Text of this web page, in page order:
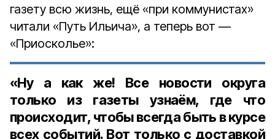
газету всю жизнь, ещё «при коммунистах»
читали «Путь Ильича», а теперь вот —
«Приосколье»:
«Ну а как же! Все новости округа
только из газеты узнаём, где что
происходит, чтобы всегда быть в курсе
всех событий. Вот только с доставкой